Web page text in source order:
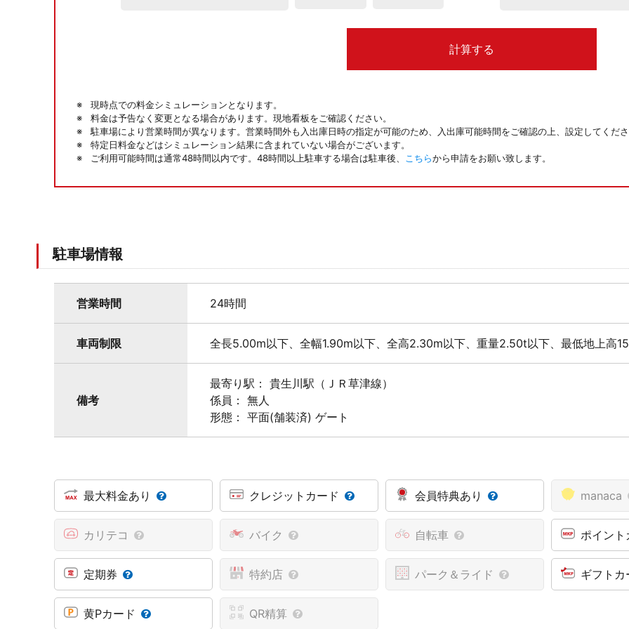
計算する
現時点での料金シミュレーションとなります。
料金は予告なく変更となる場合があります。現地看板をご確認ください。
駐車場により営業時間が異なります。営業時間外も入出庫日時の指定が可能のため、入出庫可能時間をご確認の上、設定してくだ
特定日料金などはシミュレーション結果に含まれていない場合がございます。
ご利用可能時間は通常48時間以内です。48時間以上駐車する場合は駐車後、
こちらから申請をお願い致します。
駐車場情報
営業時間 24時間
車両制限 全長5.00m以下、全幅1.90m以下、全高2.30m以下、重量2.50t以下、最低地上高
備考
最寄り駅： 貴生川駅（ＪＲ草津線）
係員： 無人
形態： 平面(舗装済) ゲート
最大料金あり クレジットカード 会員特典あり manaca
カリテコ バイク 自転車 ポイン
定期券 特約店 パーク＆ライド ギフト
黄Pカード QR精算